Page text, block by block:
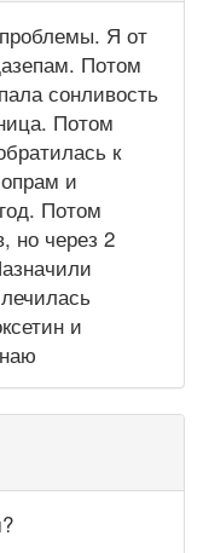
Я от
Потом
сонливость
Потом
к
и
Потом
но через 2
и